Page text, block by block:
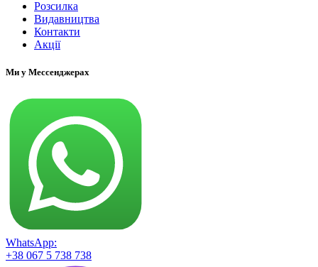
Розсилка
Видавництва
Контакти
Акції
Ми у Мессенджерах
WhatsApp:
+38 067 5 738 738